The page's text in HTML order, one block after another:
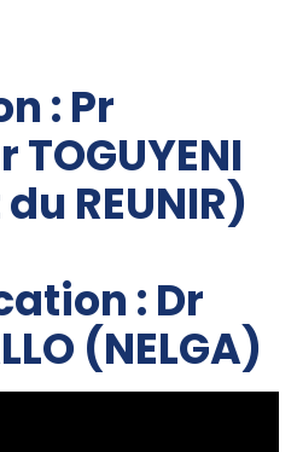
: Pr
REUNIR)
: Dr
(NELGA)